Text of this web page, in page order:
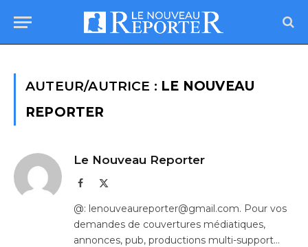
AUTEUR/AUTRICE : LE NOUVEAU
REPORTER
Le Nouveau Reporter
Facebook
@: lenouveaureporter@gmail.com. Pour vos
demandes de couvertures médiatiques,
annonces, pub, productions multi-support…